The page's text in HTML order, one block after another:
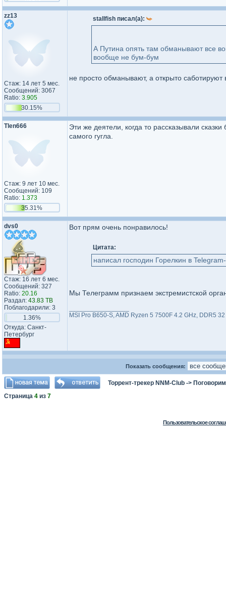
zz13
Стаж: 14 лет 5 мес.
Сообщений: 3067
Ratio: 3.905
30.15%
stallfish писал(а):
А Путина опять там обманывают все
вообще не бум-бум
не просто обманывают, а открыто
Tlen666
Стаж: 9 лет 10 мес.
Сообщений: 109
Ratio: 1.373
35.31%
Эти же деятели, когда то рассказывали
самого гугла.
dvs0
Стаж: 16 лет 6 мес.
Сообщений: 327
Ratio: 20.16
Раздал: 43.83 TB
Поблагодарили: 3
1.36%
Откуда: Санкт-
Петербург
Вот прям очень понравилось!
Цитата:
написал господин Горелкин в
Мы Телеграмм признаем экстремистской
MSI Pro B650-S, AMD Ryzen 5 7500F 4.2 GHz, DDR5
Показать сообщения:
Торрент-трекер NNM-Club -> Поговорим
Страница 4 из 7
Пользовательское